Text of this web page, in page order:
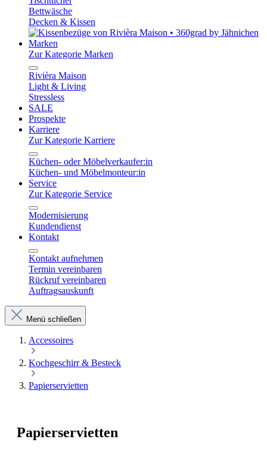
Bettwäsche
Decken & Kissen
Marken
Zur Kategorie Marken
Rivièra Maison
Light & Living
Stressless
SALE
Prospekte
Karriere
Zur Kategorie Karriere
Küchen- oder Möbelverkaufer:in
Küchen- und Möbelmonteur:in
Service
Zur Kategorie Service
Modernisierung
Kundendienst
Kontakt
Kontakt aufnehmen
Termin vereinbaren
Rückruf vereinbaren
Auftragsauskunft
Menü schließen
Accessoires
Kochgeschirr & Besteck
Papierservietten
Papierservietten